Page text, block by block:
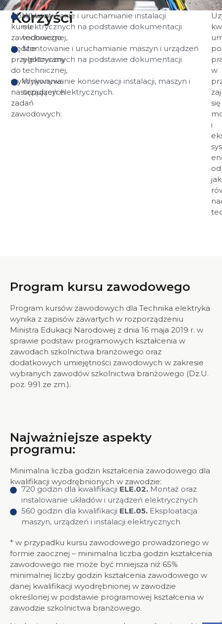
Korzyści
Absolwent
kursu
zawodowego
będzie
przygotowany
do
wykonywania
następujących
zadań
zawodowych:
Wykonywanie i uruchamianie instalacji
elektrycznych na podstawie dokumentacji
technicznej,
Montowanie i uruchamianie maszyn i urządzeń
elektrycznych na podstawie dokumentacji
technicznej,
Wykonywanie konserwacji instalacji, maszyn i
urządzeń elektrycznych.
w
się
i
jak
Program kursu zawodowego
Program kursów zawodowych dla Technika elektryka
wynika z zapisów zawartych w rozporządzeniu
Ministra Edukacji Narodowej z dnia 16 maja 2019 r. w
sprawie podstaw programowych kształcenia w
zawodach szkolnictwa branżowego oraz
dodatkowych umiejętności zawodowych w zakresie
wybranych zawodów szkolnictwa branżowego (Dz.U.
poz. 991 ze zm.).
Najważniejsze aspekty
programu:
Minimalna liczba godzin kształcenia zawodowego dla
kwalifikacji wyodrębnionych w zawodzie:
720 godzin dla kwalifikacji ELE.02.Montaż oraz
instalowanie układów i urządzeń elektrycznych
560 godzin dla kwalifikacji ELE.05.Eksploatacja
maszyn, urządzeń i instalacji elektrycznych
* w przypadku kursu zawodowego prowadzonego w
formie zaocznej – minimalna liczba godzin kształcenia
zawodowego nie może być mniejsza niż 65%
minimalnej liczby godzin kształcenia zawodowego w
danej kwalifikacji wyodrębnionej w zawodzie
określonej w podstawie programowej kształcenia w
zawodzie szkolnictwa branżowego.